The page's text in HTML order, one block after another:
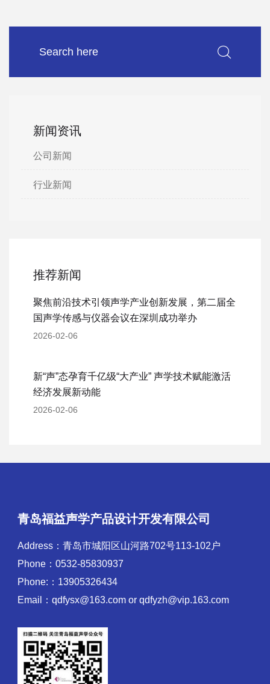
新闻资讯
公司新闻
行业新闻
推荐新闻
聚焦前沿技术引领声学产业创新发展，第二届全
国声学传感与仪器会议在深圳成功举办
2026-02-06
新“声”态孕育千亿级“大产业” 声学技术赋能激活
经济发展新动能
2026-02-06
青岛福益声学产品设计开发有限公司
Address：青岛市城阳区山河路702号113-102户
Phone：0532-85830937
Phone:：13905326434
Email：qdfysx@163.com or qdfyzh@vip.163.com